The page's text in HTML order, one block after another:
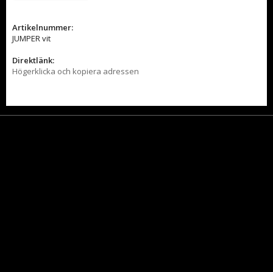
Artikelnummer:
JUMPER vit
Direktlänk:
Högerklicka och kopiera adressen